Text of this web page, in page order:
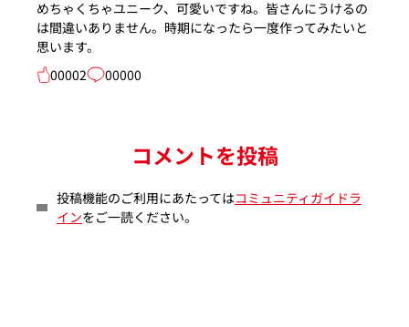
めちゃくちゃユニーク、可愛いですね。皆さんにうけるの
は間違いありません。時期になったら一度作ってみたいと
思います。
00002
00000
コメントを投稿
投稿機能のご利用にあたってはコミュニティガイドラ
インをご一読ください。